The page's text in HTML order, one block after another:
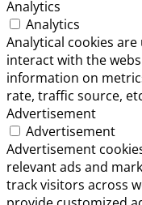
Analytics
Analytics
Analytical cookies
interact with the
information on
rate, traffic source,
Advertisement
Advertisement
Advertisement
relevant ads and
track visitors across